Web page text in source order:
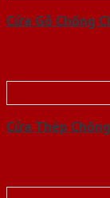
Cửa Gỗ Chống
Cửa Thép